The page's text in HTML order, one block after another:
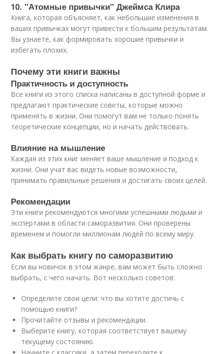
10. "Атомные привычки" Джеймса Клира
Книга, которая объясняет, как небольшие изменения в
ваших привычках могут привести к большим результатам.
Вы узнаете, как формировать хорошие привычки и
избегать плохих.
Почему эти книги важны
Практичность и доступность
Все книги из этого списка написаны в доступной форме и
предлагают практические советы, которые можно
применять в жизни. Они помогут вам не только понять
теоретические концепции, но и начать действовать.
Влияние на мышление
Каждая из этих книг меняет ваше мышление и подход к
жизни. Они учат вас видеть новые возможности,
принимать правильные решения и достигать своих целей.
Рекомендации
Эти книги рекомендуются многими успешными людьми и
экспертами в области саморазвития. Они проверены
временем и помогли миллионам людей по всему миру.
Как выбрать книгу по саморазвитию
Если вы новичок в этом жанре, вам может быть сложно
выбрать, с чего начать. Вот несколько советов:
Определите свои цели: что вы хотите достичь с
помощью книги?
Прочитайте отзывы и рекомендации.
Выберите книгу, которая соответствует вашему
текущему состоянию.